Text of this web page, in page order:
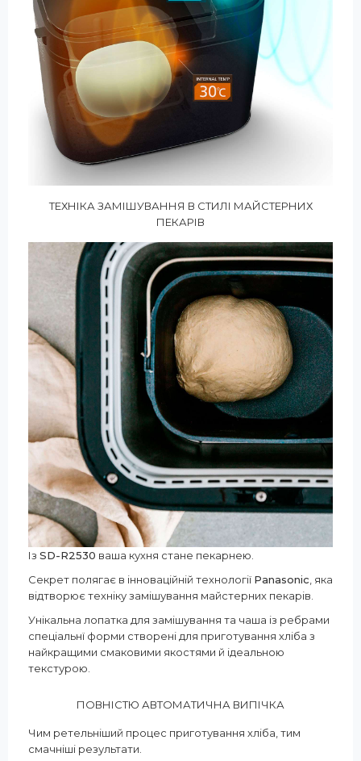
ТЕХНІКА ЗАМІШУВАННЯ В СТИЛІ МАЙСТЕРНИХ
ПЕКАРІВ
Із SD-R2530 ваша кухня стане пекарнею.
Секрет полягає в інноваційній технології Panasonic, яка
відтворює техніку замішування майстерних пекарів.
Унікальна лопатка для замішування та чаша із ребрами
спеціальнї форми створені для приготування хліба з
найкращими смаковими якостями й ідеальною
текстурою.
ПОВНІСТЮ АВТОМАТИЧНА ВИПІЧКА
Чим ретельніший процес приготування хліба, тим
смачніші результати.